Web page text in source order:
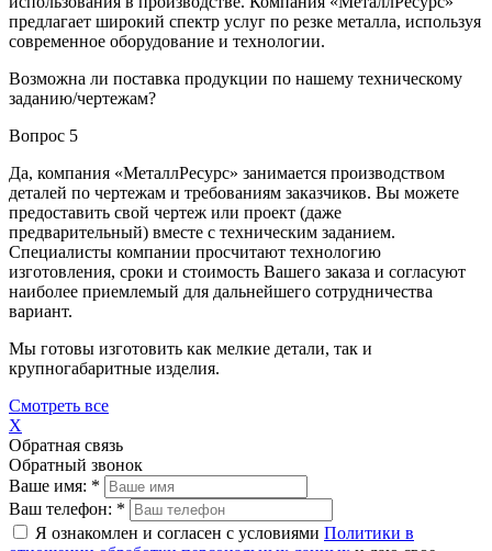
предлагает широкий спектр услуг по резке металла, используя
современное оборудование и технологии.
Возможна ли поставка продукции по нашему техническому
заданию/чертежам?
Вопрос 5
Да, компания «МеталлРесурс» занимается производством
деталей по чертежам и требованиям заказчиков. Вы можете
предоставить свой чертеж или проект (даже
предварительный) вместе с техническим заданием.
Специалисты компании просчитают технологию
изготовления, сроки и стоимость Вашего заказа и согласуют
наиболее приемлемый для дальнейшего сотрудничества
вариант.
Мы готовы изготовить как мелкие детали, так и
крупногабаритные изделия.
Смотреть все
X
Обратная связь
Обратный звонок
Ваше имя: *
Ваш телефон: *
Я ознакомлен и согласен с условиями Политики в